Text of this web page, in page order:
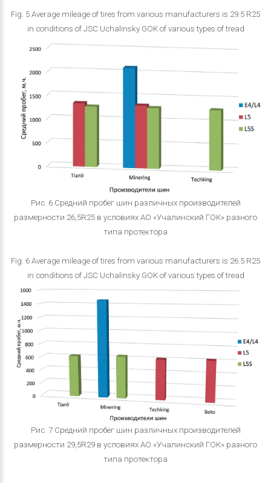
Fig. 5 Average mileage of tires from various manufacturers is 29.5 R25
in conditions of JSC Uchalinsky GOK of various types of tread
Рис. 6 Средний пробег шин различных производителей
размерности 26,5R25 в условиях АО «Учалинский ГОК» разного
типа протектора
Fig. 6 Average mileage of tires from various manufacturers is 26.5 R25
in conditions of JSC Uchalinsky GOK of various types of tread
Рис. 7 Средний пробег шин различных производителей
размерности 29,5R29 в условиях АО «Учалинский ГОК» разного
типа протектора